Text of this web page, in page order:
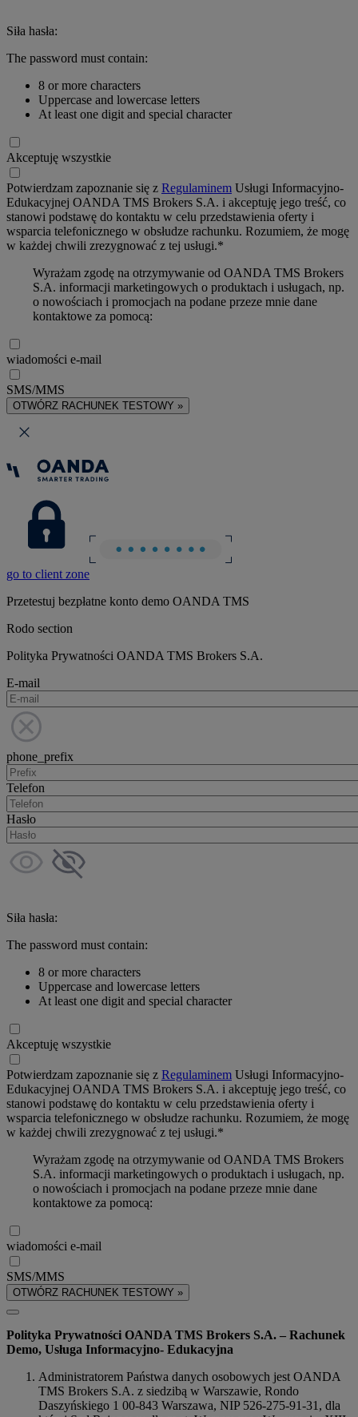
Siła hasła:
The password must contain:
8 or more characters
Uppercase and lowercase letters
At least one digit and special character
Akceptuję wszystkie
Potwierdzam zapoznanie się z Regulaminem Usługi Informacyjno-
Edukacyjnej OANDA TMS Brokers S.A. i akceptuję jego treść, co
stanowi podstawę do kontaktu w celu przedstawienia oferty i
wsparcia telefonicznego w obsłudze rachunku. Rozumiem, że mogę
w każdej chwili zrezygnować z tej usługi.*
Wyrażam zgodę na otrzymywanie od OANDA TMS Brokers
S.A. informacji marketingowych o produktach i usługach, np.
o nowościach i promocjach na podane przeze mnie dane
kontaktowe za pomocą:
wiadomości e-mail
SMS/MMS
OTWÓRZ RACHUNEK TESTOWY »
go to client zone
Przetestuj bezpłatne konto demo OANDA TMS
Rodo section
Polityka Prywatności OANDA TMS Brokers S.A.
E-mail
phone_prefix
Telefon
Hasło
Siła hasła:
The password must contain:
8 or more characters
Uppercase and lowercase letters
At least one digit and special character
Akceptuję wszystkie
Potwierdzam zapoznanie się z Regulaminem Usługi Informacyjno-
Edukacyjnej OANDA TMS Brokers S.A. i akceptuję jego treść, co
stanowi podstawę do kontaktu w celu przedstawienia oferty i
wsparcia telefonicznego w obsłudze rachunku. Rozumiem, że mogę
w każdej chwili zrezygnować z tej usługi.*
Wyrażam zgodę na otrzymywanie od OANDA TMS Brokers
S.A. informacji marketingowych o produktach i usługach, np.
o nowościach i promocjach na podane przeze mnie dane
kontaktowe za pomocą:
wiadomości e-mail
SMS/MMS
OTWÓRZ RACHUNEK TESTOWY »
Polityka Prywatności OANDA TMS Brokers S.A. – Rachunek
Demo, Usługa Informacyjno- Edukacyjna
Administratorem Państwa danych osobowych jest OANDA
TMS Brokers S.A. z siedzibą w Warszawie, Rondo
Daszyńskiego 1 00-843 Warszawa, NIP 526-275-91-31, dla